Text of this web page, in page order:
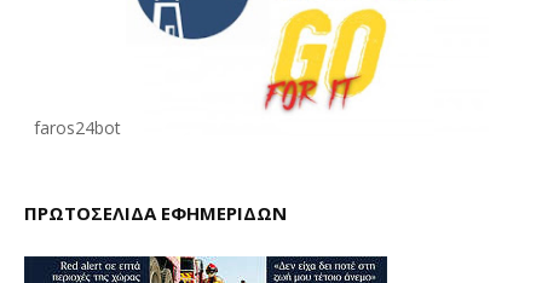
faros24bot
ΠΡΩΤΟΣΕΛΙΔΑ ΕΦΗΜΕΡΙΔΩΝ